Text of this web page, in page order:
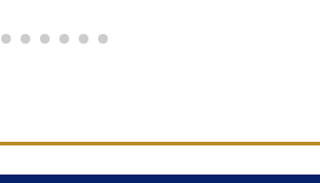
เหตุปฏิบัติราชการ พ.ศ.2546